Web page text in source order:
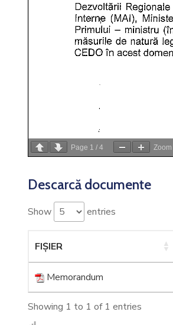
Page 1 / 4 Zoom
Descarcă documente
Show entries
FIȘIER
Memorandum
Showing 1 to 1 of 1 entries